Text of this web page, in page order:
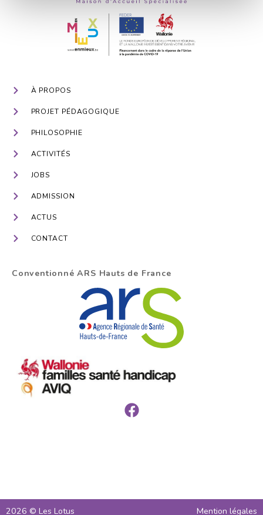
À PROPOS
PROJET PÉDAGOGIQUE
PHILOSOPHIE
ACTIVITÉS
JOBS
ADMISSION
ACTUS
CONTACT
Conventionné ARS Hauts de France
2026 © Les Lotus Mention légales